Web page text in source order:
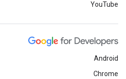
YouTube
Android
Chrome